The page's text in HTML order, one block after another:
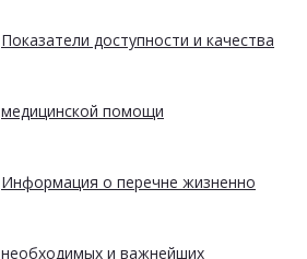
Показатели доступности и качества
медицинской помощи
Информация о перечне жизненно
необходимых и важнейших